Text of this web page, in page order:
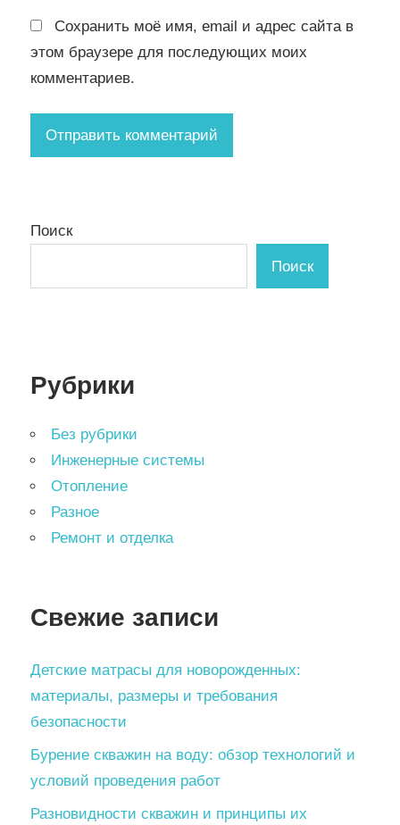
Сохранить моё имя, email и адрес сайта в
этом браузере для последующих моих
комментариев.
Поиск
Поиск
Рубрики
Без рубрики
Инженерные системы
Отопление
Разное
Ремонт и отделка
Свежие записи
Детские матрасы для новорожденных:
материалы, размеры и требования
безопасности
Бурение скважин на воду: обзор технологий и
условий проведения работ
Разновидности скважин и принципы их